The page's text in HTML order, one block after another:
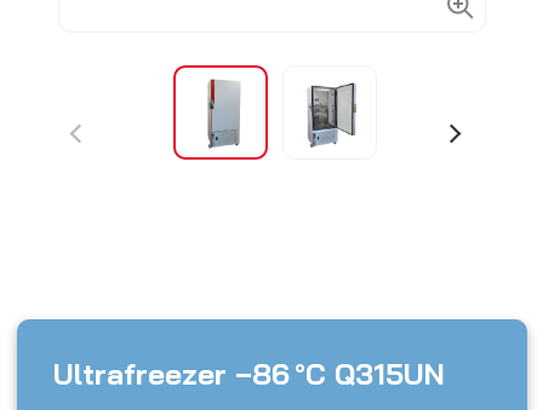
Ultrafreezer −86 °C Q315UN